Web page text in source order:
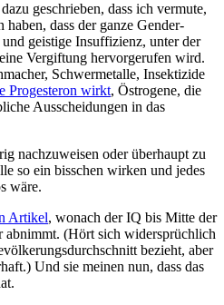
geschrieben, dass ich vermute,
dass der ganze Gender-
geistige Insuffizienz, unter der
Vergiftung hervorgerufen wird.
Schwermetalle, Insektizide
Progesteron wirkt, Östrogene, die
Ausscheidungen in das
nachzuweisen oder überhaupt zu
so ein bisschen wirken und jedes
wäre.
Artikel, wonach der IQ bis Mitte der
abnimmt. (Hört sich widersprüchlich
bezieht, aber
Und sie meinen nun, dass das